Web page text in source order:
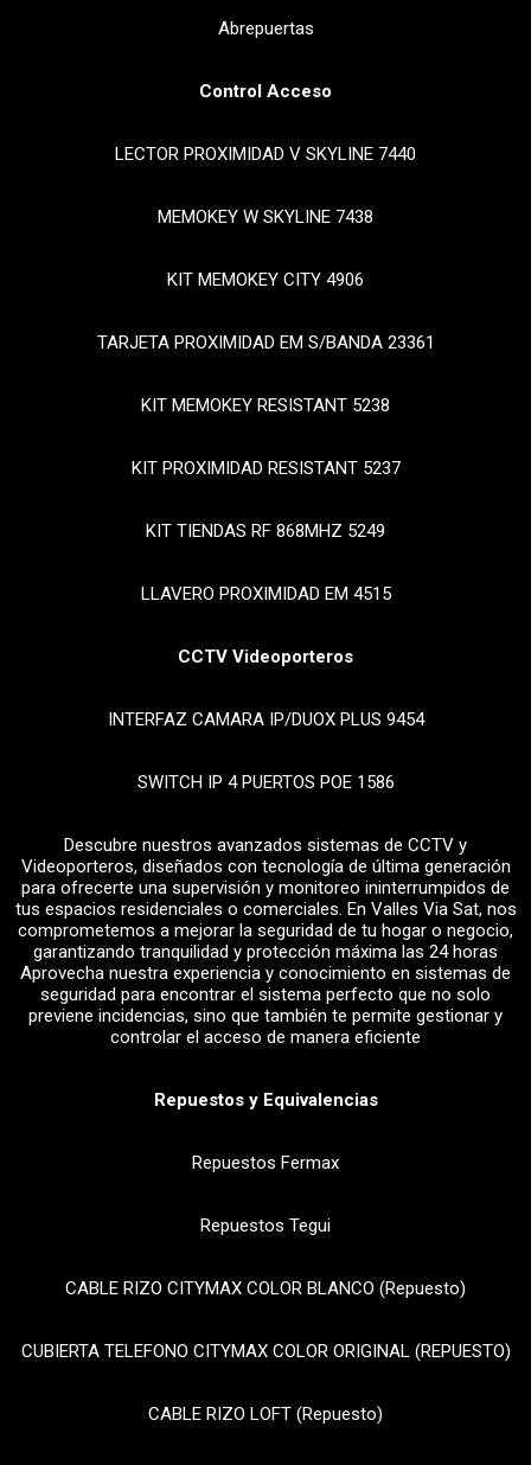
Abrepuertas
Control Acceso
LECTOR PROXIMIDAD V SKYLINE 7440
MEMOKEY W SKYLINE 7438
KIT MEMOKEY CITY 4906
TARJETA PROXIMIDAD EM S/BANDA 23361
KIT MEMOKEY RESISTANT 5238
KIT PROXIMIDAD RESISTANT 5237
KIT TIENDAS RF 868MHZ 5249
LLAVERO PROXIMIDAD EM 4515
CCTV Videoporteros
INTERFAZ CAMARA IP/DUOX PLUS 9454
SWITCH IP 4 PUERTOS POE 1586
Descubre nuestros avanzados sistemas de CCTV y
Videoporteros, diseñados con tecnología de última generación
para ofrecerte una supervisión y monitoreo ininterrumpidos de
tus espacios residenciales o comerciales. En Valles Via Sat, nos
comprometemos a mejorar la seguridad de tu hogar o negocio,
garantizando tranquilidad y protección máxima las 24 horas
Aprovecha nuestra experiencia y conocimiento en sistemas de
seguridad para encontrar el sistema perfecto que no solo
previene incidencias, sino que también te permite gestionar y
controlar el acceso de manera eficiente
Repuestos y Equivalencias
Repuestos Fermax
Repuestos Tegui
CABLE RIZO CITYMAX COLOR BLANCO (Repuesto)
CUBIERTA TELEFONO CITYMAX COLOR ORIGINAL (REPUESTO)
CABLE RIZO LOFT (Repuesto)